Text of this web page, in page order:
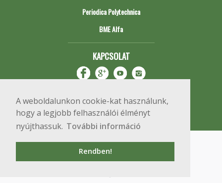
A weboldalunkon cookie-kat használunk,
hogy a legjobb felhasználói élményt
nyújthassuk. További információ
Rendben!
Periodica Polytechnica
BME Alfa
KAPCSOLAT
Copyright © 2020 BME Építőmérnöki Kar
1111 Budapest, Műegyetem rkp. 3.